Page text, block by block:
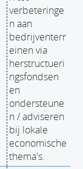
verbeteringe
n aan
bedrijventerr
einen via
herstructueri
ngsfondsen
en
ondersteune
n / adviseren
bij lokale
economische
thema's.